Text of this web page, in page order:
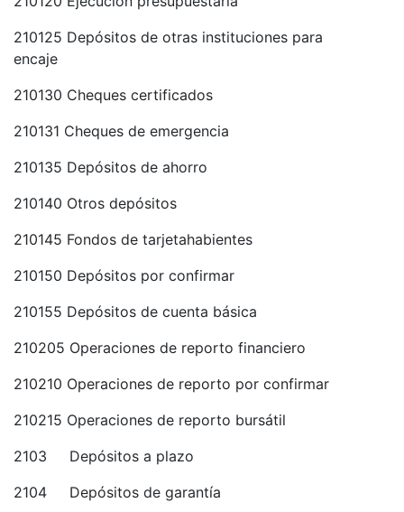
210125 Depósitos de otras instituciones para
encaje
210130 Cheques certificados
210131 Cheques de emergencia
210135 Depósitos de ahorro
210140 Otros depósitos
210145 Fondos de tarjetahabientes
210150 Depósitos por confirmar
210155 Depósitos de cuenta básica
210205 Operaciones de reporto financiero
210210 Operaciones de reporto por confirmar
210215 Operaciones de reporto bursátil
2103 Depósitos a plazo
2104 Depósitos de garantía